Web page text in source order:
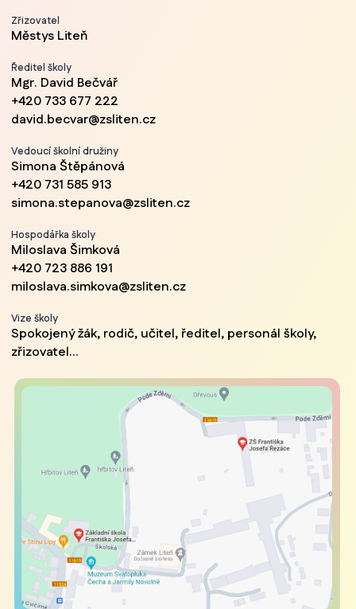
Zřizovatel
Městys Liteň
Ředitel školy
Mgr. David Bečvář
+420 733 677 222
david.becvar@zsliten.cz
Vedoucí školní družiny
Simona Štěpánová
+420 731 585 913
simona.stepanova@zsliten.cz
Hospodářka školy
Miloslava Šimková
+420 723 886 191
miloslava.simkova@zsliten.cz
Vize školy
Spokojený žák, rodič, učitel, ředitel, personál školy,
zřizovatel...